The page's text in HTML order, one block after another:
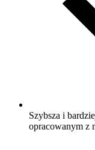
Szybsza i
opracowanym z